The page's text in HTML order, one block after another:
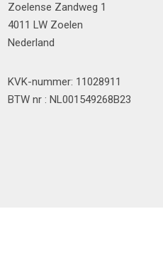
Zoelense Zandweg 1
4011 LW Zoelen
Nederland
KVK-nummer: 11028911
BTW nr : NL001549268B23